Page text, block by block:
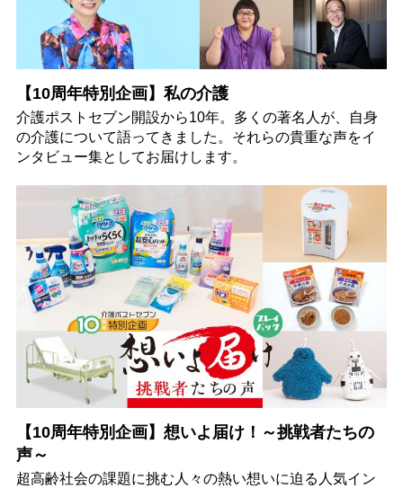
【10周年特別企画】私の介護
介護ポストセブン開設から10年。多くの著名人が、自身
の介護について語ってきました。それらの貴重な声をイ
ンタビュー集としてお届けします。
【10周年特別企画】想いよ届け！～挑戦者たちの
声～
超高齢社会の課題に挑む人々の熱い想いに迫る人気イン